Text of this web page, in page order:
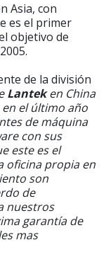
Asia, con
es el primer
objetivo de
de la división
Lanteken China
el último año
de máquina
con sus
este es el
oficina propia en
son
de
nuestros
garantía de
mas